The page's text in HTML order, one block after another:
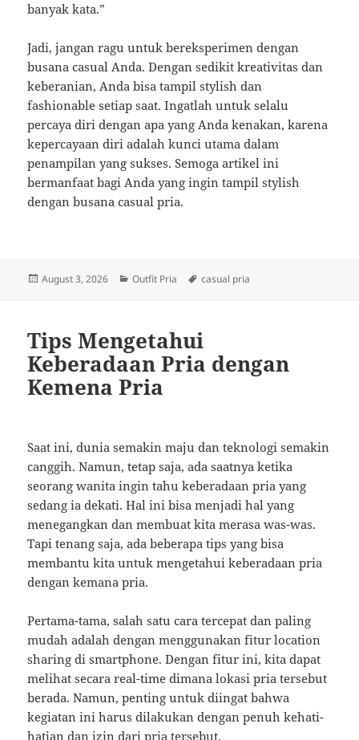
banyak kata.”
Jadi, jangan ragu untuk bereksperimen dengan
busana casual Anda. Dengan sedikit kreativitas dan
keberanian, Anda bisa tampil stylish dan
fashionable setiap saat. Ingatlah untuk selalu
percaya diri dengan apa yang Anda kenakan, karena
kepercayaan diri adalah kunci utama dalam
penampilan yang sukses. Semoga artikel ini
bermanfaat bagi Anda yang ingin tampil stylish
dengan busana casual pria.
Posted
August 3, 2026 Categories
Outfit Pria Tags
casual pria
Tips Mengetahui
Keberadaan Pria dengan
Kemena Pria
Saat ini, dunia semakin maju dan teknologi semakin
canggih. Namun, tetap saja, ada saatnya ketika
seorang wanita ingin tahu keberadaan pria yang
sedang ia dekati. Hal ini bisa menjadi hal yang
menegangkan dan membuat kita merasa was-was.
Tapi tenang saja, ada beberapa tips yang bisa
membantu kita untuk mengetahui keberadaan pria
dengan kemana pria.
Pertama-tama, salah satu cara tercepat dan paling
mudah adalah dengan menggunakan fitur location
sharing di smartphone. Dengan fitur ini, kita dapat
melihat secara real-time dimana lokasi pria tersebut
berada. Namun, penting untuk diingat bahwa
kegiatan ini harus dilakukan dengan penuh kehati-
hatian dan izin dari pria tersebut.